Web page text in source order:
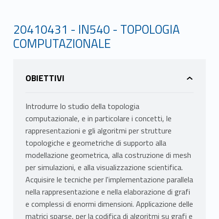
20410431 - IN540 - TOPOLOGIA
COMPUTAZIONALE
OBIETTIVI
Introdurre lo studio della topologia
computazionale, e in particolare i concetti, le
rappresentazioni e gli algoritmi per strutture
topologiche e geometriche di supporto alla
modellazione geometrica, alla costruzione di mesh
per simulazioni, e alla visualizzazione scientifica.
Acquisire le tecniche per l'implementazione parallela
nella rappresentazione e nella elaborazione di grafi
e complessi di enormi dimensioni. Applicazione delle
matrici sparse, per la codifica di algoritmi su grafi e